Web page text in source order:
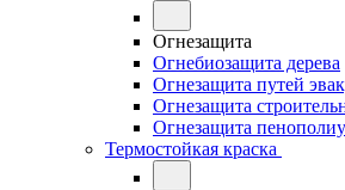
Огнезащита
Огнебиозащита дерева
Огнезащита путей
Огнезащита
Огнезащита
Термостойкая краска